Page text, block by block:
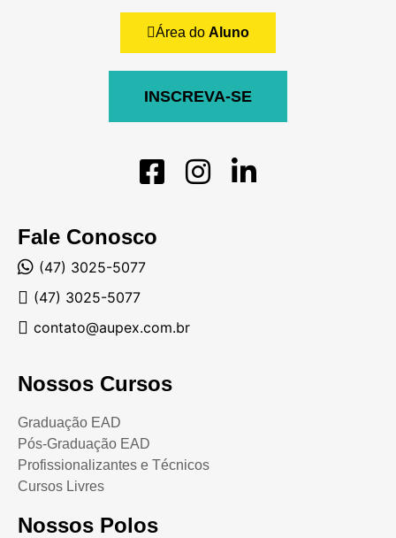
Fale Conosco
(47) 3025-5077
(47) 3025-5077
contato@aupex.com.br
Nossos Cursos
Graduação EAD
Pós-Graduação EAD
Profissionalizantes e Técnicos
Cursos Livres
Nossos Polos
Área do Aluno
INSCREVA-SE